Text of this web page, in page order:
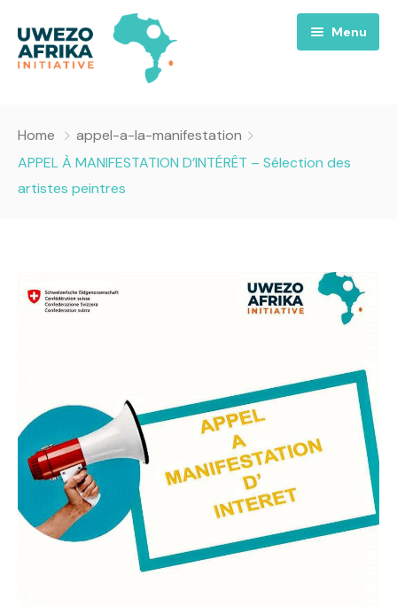
Menu
Nous
A propos
Projets
Culture
Politique
Technologies
Entreprenariat
Magazines
Contact
Home
appel-a-la-manifestation
APPEL À MANIFESTATION D’INTÉRÊT – Sélection des
artistes peintres